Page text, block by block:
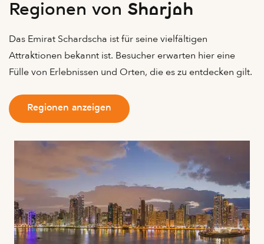
Regionen von Sharjah
Das Emirat Schardscha ist für seine vielfältigen
Attraktionen bekannt ist. Besucher erwarten hier eine
Fülle von Erlebnissen und Orten, die es zu entdecken gilt.
Regionen anzeigen